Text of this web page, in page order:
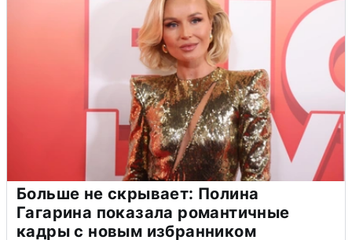
Больше не скрывает: Полина
Гагарина показала романтичные
кадры с новым избранником